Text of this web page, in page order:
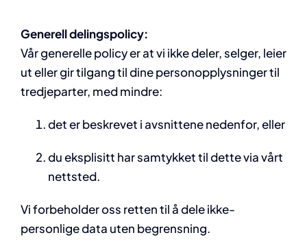
Generell delingspolicy:
Vår generelle policy er at vi ikke deler, selger, leier
ut eller gir tilgang til dine personopplysninger til
tredjeparter, med mindre:
det er beskrevet i avsnittene nedenfor, eller
du eksplisitt har samtykket til dette via vårt
nettsted.
Vi forbeholder oss retten til å dele ikke-
personlige data uten begrensning.